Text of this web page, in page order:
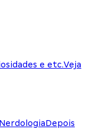
e etc.Veja
NerdologiaDepois